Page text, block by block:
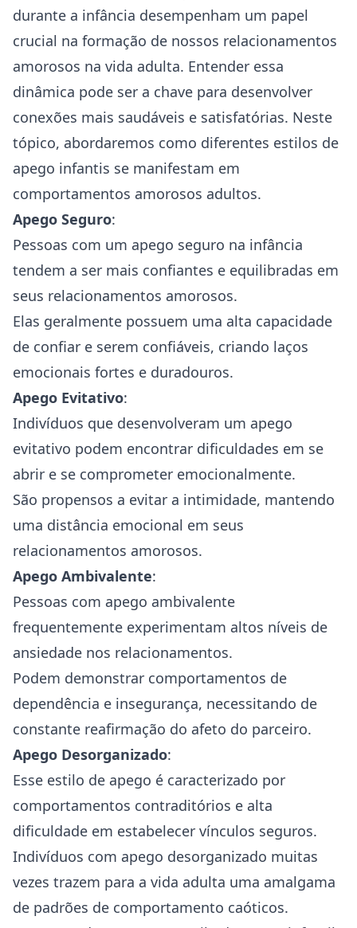
durante a infância desempenham um papel
crucial na formação de nossos relacionamentos
amorosos na vida adulta. Entender essa
dinâmica pode ser a chave para desenvolver
conexões mais saudáveis e satisfatórias. Neste
tópico, abordaremos como diferentes estilos de
apego infantis se manifestam em
comportamentos amorosos adultos.
Apego Seguro:
Pessoas com um apego seguro na infância
tendem a ser mais confiantes e equilibradas em
seus relacionamentos amorosos.
Elas geralmente possuem uma alta capacidade
de confiar e serem confiáveis, criando laços
emocionais fortes e duradouros.
Apego Evitativo:
Indivíduos que desenvolveram um apego
evitativo podem encontrar dificuldades em se
abrir e se comprometer emocionalmente.
São propensos a evitar a intimidade, mantendo
uma distância emocional em seus
relacionamentos amorosos.
Apego Ambivalente:
Pessoas com apego ambivalente
frequentemente experimentam altos níveis de
ansiedade nos relacionamentos.
Podem demonstrar comportamentos de
dependência e insegurança, necessitando de
constante reafirmação do afeto do parceiro.
Apego Desorganizado:
Esse estilo de apego é caracterizado por
comportamentos contraditórios e alta
dificuldade em estabelecer vínculos seguros.
Indivíduos com apego desorganizado muitas
vezes trazem para a vida adulta uma amalgama
de padrões de comportamento caóticos.